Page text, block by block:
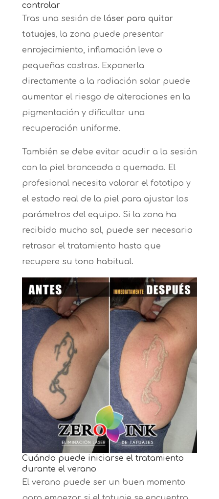
controlar
Tras una sesión de láser para quitar
tatuajes , la zona puede presentar
enrojecimiento, inflamación leve o
pequeñas costras. Exponerla
directamente a la radiación solar puede
aumentar el riesgo de alteraciones en la
pigmentación y dificultar una
recuperación uniforme.
También se debe evitar acudir a la sesión
con la piel bronceada o quemada. El
profesional necesita valorar el fototipo y
el estado real de la piel para ajustar los
parámetros del equipo. Si la zona ha
recibido mucho sol, puede ser necesario
retrasar el tratamiento hasta que
recupere su tono habitual.
Cuándo puede iniciarse el tratamiento
durante el verano
El verano puede ser un buen momento